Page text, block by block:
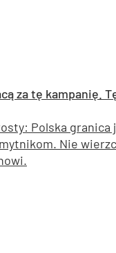
za tę kampanię.
Polska granica
Nie